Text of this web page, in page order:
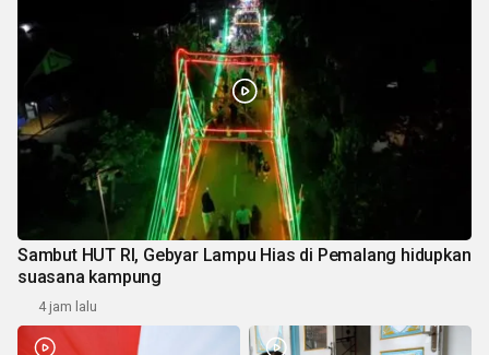
Sambut HUT RI, Gebyar Lampu Hias di Pemalang hidupkan
suasana kampung
4 jam lalu